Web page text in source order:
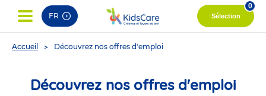
FR Sélection
0
You
Accueil Découvrez nos offres d'emploi
Découvrez nos offres d'emploi